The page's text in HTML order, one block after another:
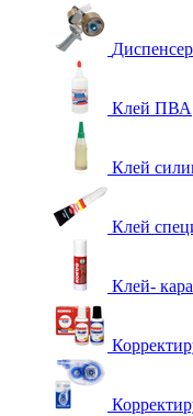
Клей ПВА
Клей
Клей
Клей-